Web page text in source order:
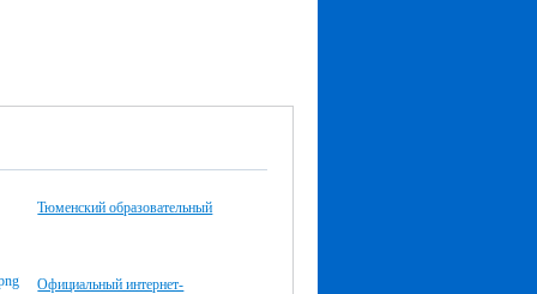
Тюменский образовательный
Официальный интернет-